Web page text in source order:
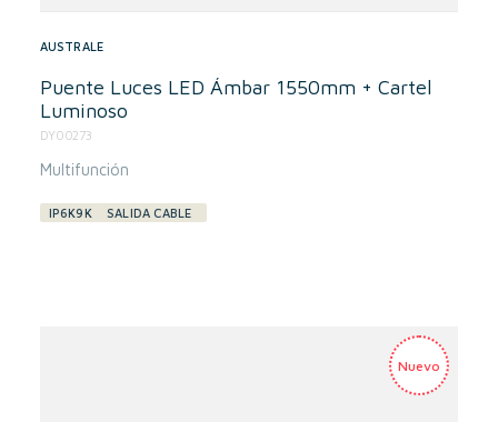
AUSTRALE
Puente Luces LED Ámbar 1550mm + Cartel
Luminoso
DY00273
Multifunción
IP6K9K SALIDA CABLE